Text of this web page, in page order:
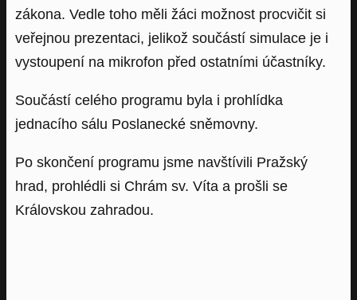
zákona. Vedle toho měli žáci možnost procvičit si
veřejnou prezentaci, jelikož součástí simulace je i
vystoupení na mikrofon před ostatními účastníky.
Součástí celého programu byla i prohlídka
jednacího sálu Poslanecké sněmovny.
Po skončení programu jsme navštívili Pražský
hrad, prohlédli si Chrám sv. Víta a prošli se
Královskou zahradou.